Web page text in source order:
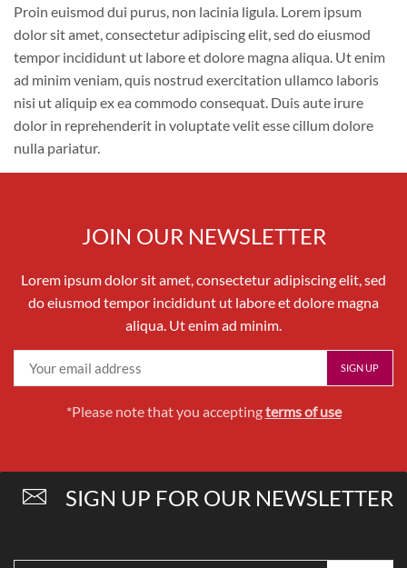
Proin euismod dui purus, non lacinia ligula. Lorem ipsum
dolor sit amet, consectetur adipiscing elit, sed do eiusmod
tempor incididunt ut labore et dolore magna aliqua. Ut enim
ad minim veniam, quis nostrud exercitation ullamco laboris
nisi ut aliquip ex ea commodo consequat. Duis aute irure
dolor in reprehenderit in voluptate velit esse cillum dolore
nulla pariatur.
JOIN OUR NEWSLETTER
Lorem ipsum dolor sit amet, consectetur adipiscing elit, sed
do eiusmod tempor incididunt ut labore et dolore magna
aliqua. Ut enim ad minim.
*Please note that you acceptingterms of use
SIGN UP FOR OUR NEWSLETTER